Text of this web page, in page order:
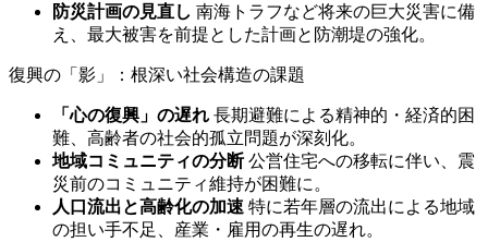
防災計画の見直し 南海トラフなど将来の巨大災害に備
え、最大被害を前提とした計画と防潮堤の強化。
復興の「影」：根深い社会構造の課題
「心の復興」の遅れ 長期避難による精神的・経済的困
難、高齢者の社会的孤立問題が深刻化。
地域コミュニティの分断公営住宅への移転に伴い、震
災前のコミュニティ維持が困難に。
人口流出と高齢化の加速 特に若年層の流出による地域
の担い手不足、産業・雇用の再生の遅れ。